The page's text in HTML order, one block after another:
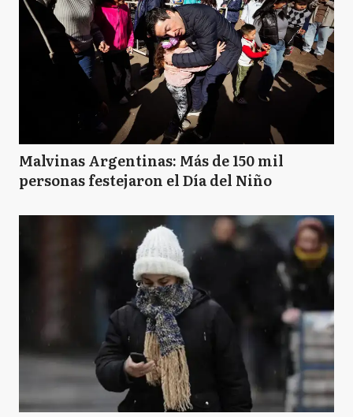
Malvinas Argentinas: Más de 150 mil
personas festejaron el Día del Niño